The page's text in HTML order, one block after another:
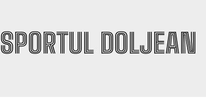
SPORTUL DOLJEAN